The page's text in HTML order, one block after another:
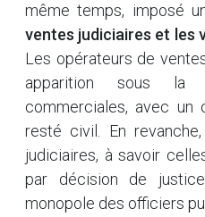
même temps, imposé
ventes judiciaires et les
Les opérateurs de
apparition sous la
commerciales, avec un
resté civil. En
judiciaires, à savoir
par décision de
monopole des officiers